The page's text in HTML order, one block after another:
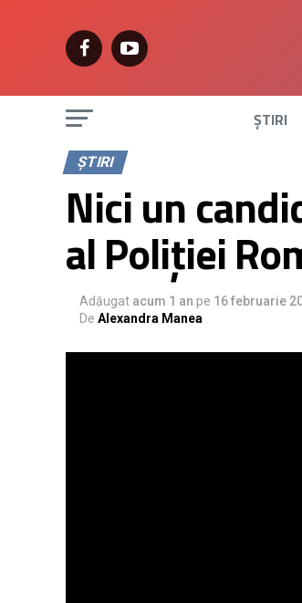
ȘTIRI
ȘTIRI
Nici un
al Poliției
Adăugat acum 1 an pe 16 februarie
De Alexandra Manea